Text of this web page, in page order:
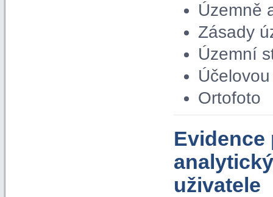
Územně
Zásady
Územní
Ortofoto
Evidence
uživatele